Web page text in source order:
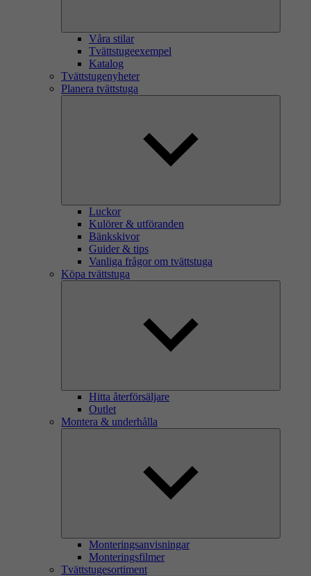
Våra stilar
Tvättstugeexempel
Katalog
Tvättstugenyheter
Planera tvättstuga
Luckor
Kulörer & utföranden
Bänkskivor
Guider & tips
Vanliga frågor om tvättstuga
Köpa tvättstuga
Hitta återförsäljare
Outlet
Montera & underhålla
Monteringsanvisningar
Monteringsfilmer
Tvättstugesortiment